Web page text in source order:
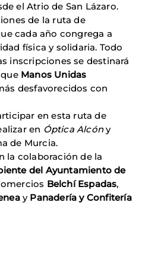
el Atrio de San Lázaro.
de la ruta de
cada año congrega a
física y solidaria. Todo
inscripciones se destinará
Manos Unidas
desfavorecidos con
en esta ruta de
en Óptica Alcóny
de Murcia.
la colaboración de la
del Ayuntamiento de
Belchí Espadas,
y Panadería y Confitería